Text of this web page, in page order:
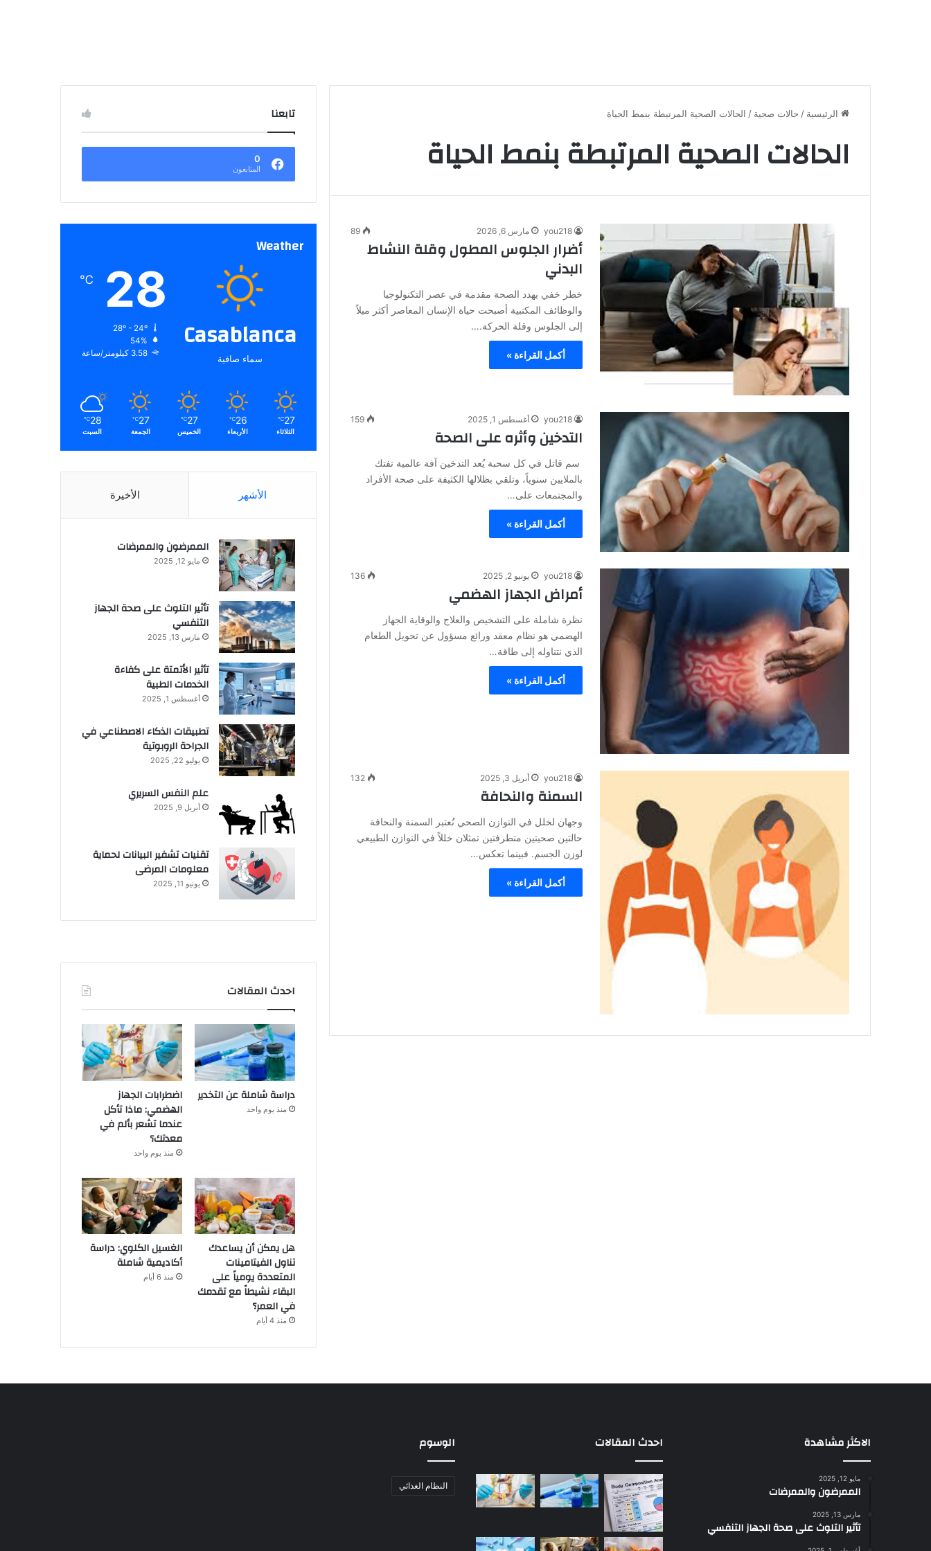
الرئيسية / حالات صحية / الحالات الصحية المرتبطة بنمط الحياة
الحالات الصحية المرتبطة بنمط الحياة
you218 مارس 6, 2026 89
أضرار الجلوس المطول وقلة النشاط
البدني
خطر خفي يهدد الصحة مقدمة في عصر التكنولوجيا
والوظائف المكتبية أصبحت حياة الإنسان المعاصر أكثر ميلاً
إلى الجلوس وقلة الحركة.…
أكمل القراءة »
you218 أغسطس 1, 2025 159
التدخين وأثره على الصحة
سم قاتل في كل سحبة يُعد التدخين آفة عالمية تفتك
بالملايين سنوياً، وتلقي بظلالها الكثيفة على صحة الأفراد
والمجتمعات على…
أكمل القراءة »
you218 يونيو 2, 2025 136
أمراض الجهاز الهضمي
نظرة شاملة على التشخيص والعلاج والوقاية الجهاز
الهضمي هو نظام معقد ورائع مسؤول عن تحويل الطعام
الذي نتناوله إلى طاقة…
أكمل القراءة »
you218 أبريل 3, 2025 132
السمنة والنحافة
وجهان لخلل في التوازن الصحي تُعتبر السمنة والنحافة
حالتين صحيتين متطرفتين تمثلان خللاً في التوازن الطبيعي
لوزن الجسم. فبينما تعكس…
أكمل القراءة »
تابعنا
0
المتابعون
Weather
Casablanca
سماء صافية
28
℃
54%
3.58 كيلومتر/ساعة
27
℃
الثلاثاء
26
℃
الأربعاء
27
℃
الخميس
27
℃
الجمعة
28
℃
السبت
الأشهر الأخيرة
الممرضون والممرضات
مايو 12, 2025
تأثير التلوث على صحة الجهاز
التنفسي
مارس 13, 2025
تأثير الأتمتة على كفاءة
الخدمات الطبية
أغسطس 1, 2025
تطبيقات الذكاء الاصطناعي في
الجراحة الروبوتية
يوليو 22, 2025
علم النفس السريري
أبريل 9, 2025
تقنيات تشفير البيانات لحماية
معلومات المرضى
يونيو 11, 2025
احدث المقالات
دراسة شاملة عن التخدير
منذ يوم واحد
اضطرابات الجهاز
الهضمي: ماذا تأكل
عندما تشعر بألم في
معدتك؟
منذ يوم واحد
هل يمكن أن يساعدك
تناول الفيتامينات
المتعددة يومياً على
البقاء نشيطاً مع تقدمك
في العمر؟
منذ 4 أيام
الغسيل الكلوي: دراسة
أكاديمية شاملة
منذ 6 أيام
الاكثر مشاهدة
مايو 12, 2025
الممرضون والممرضات
مارس 13, 2025
تأثير التلوث على صحة الجهاز التنفسي
احدث المقالات الوسوم
النظام الغذائي